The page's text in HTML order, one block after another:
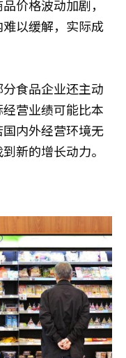
价格波动加剧，
以缓解，实际成
食品企业还主动
营业绩可能比本
内外经营环境无
新的增长动力。